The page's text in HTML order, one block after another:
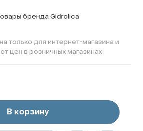
бренда Gidrolica
только для интернет-магазина и
цен в розничных магазинах
В корзину